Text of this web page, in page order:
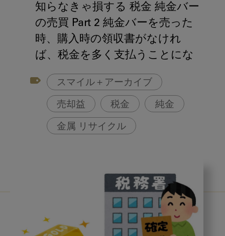
アフターコロナ対策
コンポジットレジン
知らなきゃ損する 税金 純金バー
の売買 Part 2 純金バーを売った
時、購入時の領収書がなけれ
ば、税金を多く支払うことにな
ります！
スマイル＋アーカイブ
売却益 税金 純金
金属 リサイクル